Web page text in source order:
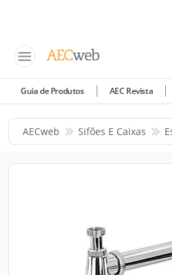
Guia de Produtos AEC Revista
AECweb Sifões E Caixas